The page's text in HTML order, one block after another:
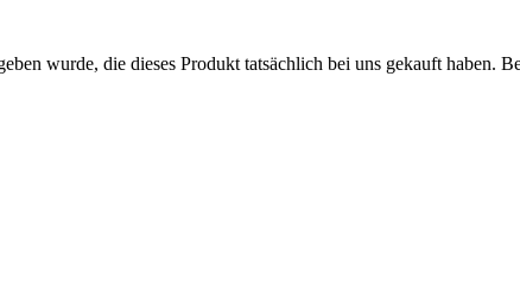
wurde, die dieses Produkt tatsächlich bei uns gekauft haben.